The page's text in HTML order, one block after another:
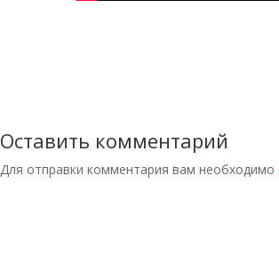
Оставить комментарий
Для отправки комментария вам необходимо